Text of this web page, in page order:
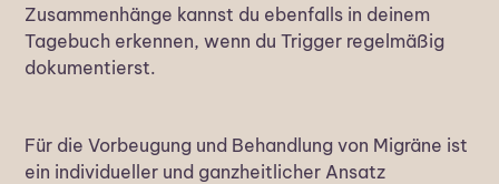
Zusammenhänge kannst du ebenfalls in deinem
Tagebuch erkennen, wenn du Trigger regelmäßig
dokumentierst.
Für die Vorbeugung und Behandlung von Migräne ist
ein individueller und ganzheitlicher Ansatz